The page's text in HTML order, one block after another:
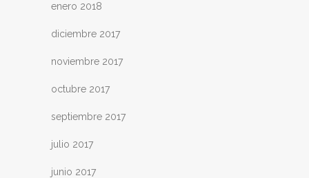
enero 2018
diciembre 2017
noviembre 2017
octubre 2017
septiembre 2017
julio 2017
junio 2017